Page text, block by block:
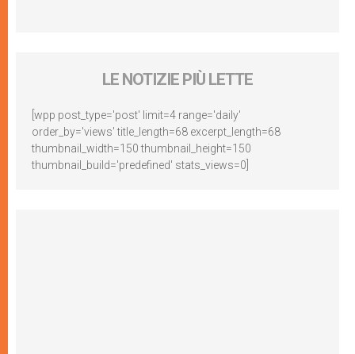
LE NOTIZIE PIÙ LETTE
[wpp post_type='post' limit=4 range='daily'
order_by='views' title_length=68 excerpt_length=68
thumbnail_width=150 thumbnail_height=150
thumbnail_build='predefined' stats_views=0]